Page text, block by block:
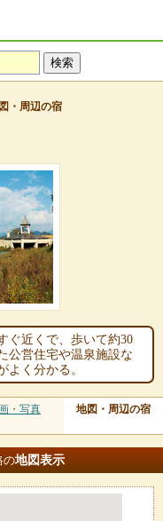
・周辺の宿
ぐ近くで、歩いて約30
公営住宅や温泉施設な
よく分かる。
・写真 地図・周辺の宿
の地図表示